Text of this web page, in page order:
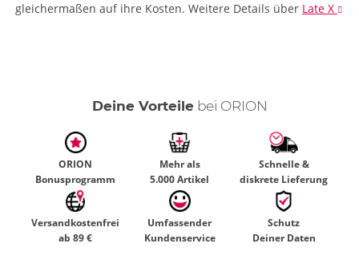
gleichermaßen auf ihre Kosten. Weitere Details über Late X
Deine Vorteilebei ORION
ORION
Bonusprogramm
Mehr als
5.000 Artikel
Schnelle &
diskrete Lieferung
Versandkostenfrei
ab 89 €
Umfassender
Kundenservice
Schutz
Deiner Daten